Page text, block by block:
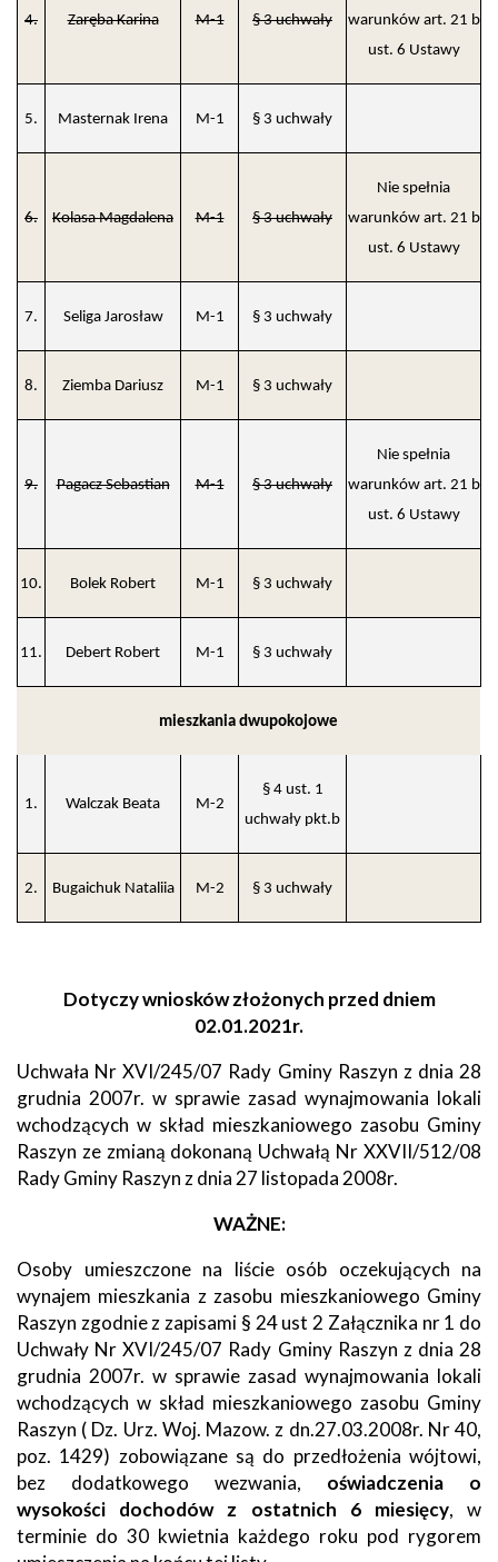
4. Zaręba Karina M-1 § 3 uchwały
warunków art. 21 b
ust. 6 Ustawy
5. Masternak Irena M-1 § 3 uchwały
6. Kolasa Magdalena M-1 § 3 uchwały
Nie spełnia
warunków art. 21 b
ust. 6 Ustawy
7. Seliga Jarosław M-1 § 3 uchwały
8. Ziemba Dariusz M-1 § 3 uchwały
9. Pagacz Sebastian M-1 § 3 uchwały
Nie spełnia
warunków art. 21 b
ust. 6 Ustawy
10. Bolek Robert M-1 § 3 uchwały
11. Debert Robert M-1 § 3 uchwały
mieszkania dwupokojowe
1. Walczak Beata M-2
§ 4 ust. 1
uchwały pkt.b
2. Bugaichuk Nataliia M-2 § 3 uchwały
Dotyczy wniosków złożonych przed dniem
02.01.2021r.
Uchwała Nr XVI/245/07 Rady Gminy Raszyn z dnia 28
grudnia 2007r. w sprawie zasad wynajmowania lokali
wchodzących w skład mieszkaniowego zasobu Gminy
Raszyn ze zmianą dokonaną Uchwałą Nr XXVII/512/08
Rady Gminy Raszyn z dnia 27 listopada 2008r.
WAŻNE:
Osoby umieszczone na liście osób oczekujących na
wynajem mieszkania z zasobu mieszkaniowego Gminy
Raszyn zgodnie z zapisami § 24 ust 2 Załącznika nr 1 do
Uchwały Nr XVI/245/07 Rady Gminy Raszyn z dnia 28
grudnia 2007r. w sprawie zasad wynajmowania lokali
wchodzących w skład mieszkaniowego zasobu Gminy
Raszyn ( Dz. Urz. Woj. Mazow. z dn.27.03.2008r. Nr 40,
poz. 1429) zobowiązane są do przedłożenia wójtowi,
bez dodatkowego wezwania, oświadczenia o
wysokości dochodów z ostatnich 6 miesięcy, w
terminie do 30 kwietnia każdego roku pod rygorem